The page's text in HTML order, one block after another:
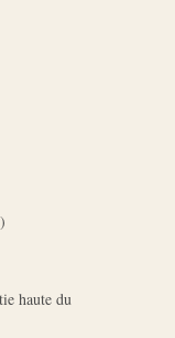
haute du